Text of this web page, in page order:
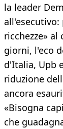
la leader
ricchezze»
giorni, l'eco
d'Italia, Upb
riduzione
ancora
«Bisogna
che